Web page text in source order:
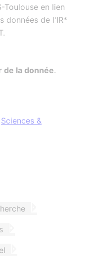
Toulouse en lien
données de l'IR*
de la donnée.
Sciences &